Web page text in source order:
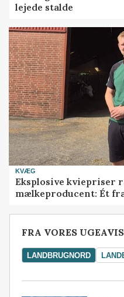
lejede stalde
KVÆG
Eksplosive kviepriser
mælkeproducent: Ét
FRA VORES
LANDBRUGNORD